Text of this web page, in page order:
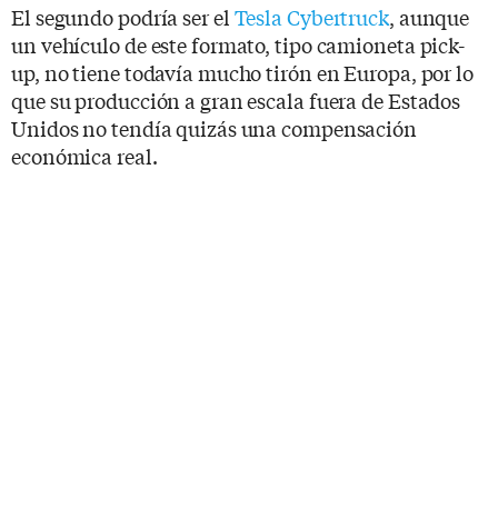
El segundo podría ser el Tesla Cybertruck, aunque
un vehículo de este formato, tipo camioneta pick-
up, no tiene todavía mucho tirón en Europa, por lo
que su producción a gran escala fuera de Estados
Unidos no tendía quizás una compensación
económica real.